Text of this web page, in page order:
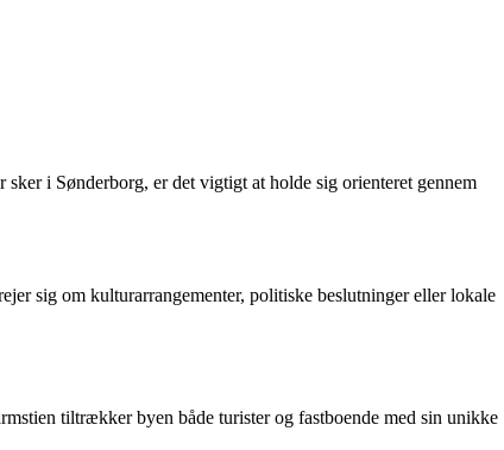
i Sønderborg, er det vigtigt at holde sig orienteret gennem
sig om kulturarrangementer, politiske beslutninger eller lokale
tiltrækker byen både turister og fastboende med sin unikke